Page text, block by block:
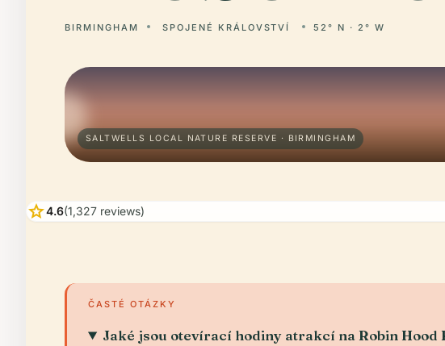
BIRMINGHAM SPOJENÉ KRÁLOVSTVÍ 52° N · 2° W
SALTWELLS LOCAL NATURE RESERVE · BIRMINGHAM
star4.6(1,327 reviews)
ČASTÉ OTÁZKY
Jaké jsou otevírací hodiny atrakcí na Robin Hood